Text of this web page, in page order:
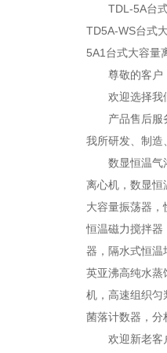
TDL-5A台
TD5A-WS台式
5A1台式大容量
尊敬的客户
欢迎选择我
产品售后服
我所研发、制造
数显恒温气
离心机，数显恒
大容量振荡器
恒温磁力搅拌器
器，隔水式恒温
英亚沸高纯水蒸
机，高速组织匀
菌落计数器，分
欢迎新老客